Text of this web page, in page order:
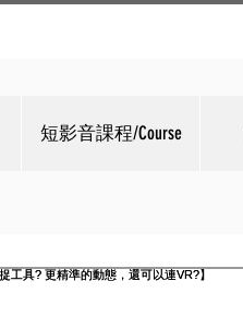
短影音課程/Course